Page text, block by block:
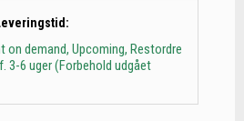
on demand, Upcoming, Restordre
3-6 uger (Forbehold udgået